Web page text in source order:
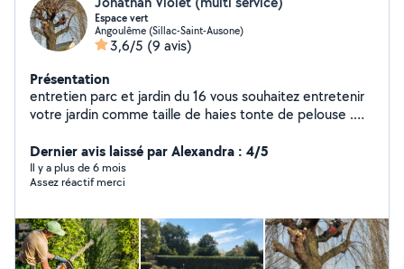
Espace vert
Angoulême (Sillac-Saint-Ausone)
3,6/5 (9 avis)
Présentation
entretien parc et jardin du 16 vous souhaitez entretenir
votre jardin comme taille de haies tonte de pelouse .
autre travaux appelé mois je me déplace gratuitement
avec ou sans devis merci
Dernier avis laissé par Alexandra : 4/5
Il y a plus de 6 mois
Assez réactif merci